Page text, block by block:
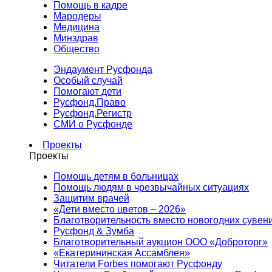
Помощь в кадре
Мародеры
Медицина
Минздрав
Общество
Эндаумент Русфонда
Особый случай
Помогают дети
Русфонд.Право
Русфонд.Регистр
СМИ о Русфонде
Проекты
Проекты
Помощь детям в больницах
Помощь людям в чрезвычайных ситуациях
Защитим врачей
«Дети вместо цветов – 2026»
Благотворительность вместо новогодних
Русфонд & Зумба
Благотворительный аукцион ООО «Доброторг»
«Екатерининская Ассамблея»
Читатели Forbes помогают Русфонду